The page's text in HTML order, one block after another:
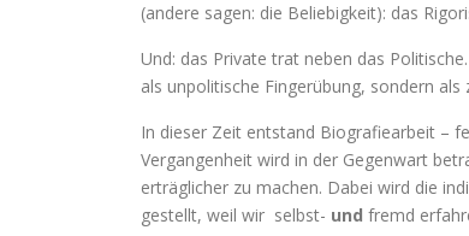
(andere sagen: die Beliebigkeit): das
Und: das Private trat neben das
als unpolitische Fingerübung, sondern
In dieser Zeit entstand Biografiearbeit –
Vergangenheit wird in der Gegenwart
erträglicher zu machen. Dabei wird die
gestellt, weil wir selbst- und fremd